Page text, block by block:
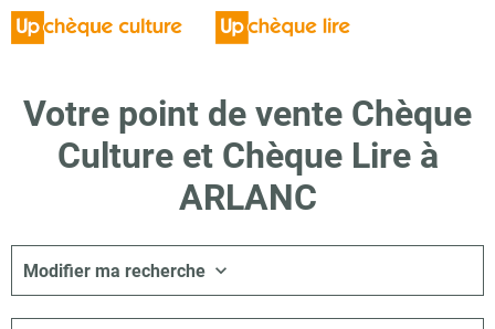
Votre point de vente Chèque
Culture et Chèque Lire à
ARLANC
Modifier ma recherche